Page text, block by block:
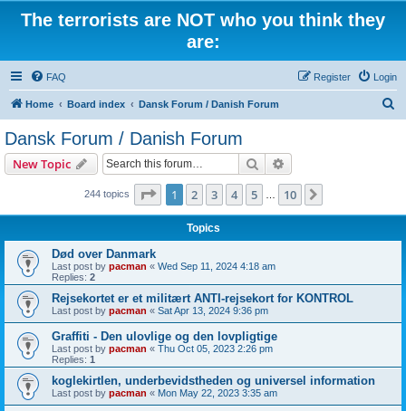
The terrorists are NOT who you think they
are:
FAQ Login
Register
Home Board index Dansk Forum / Danish Forum
Dansk Forum / Danish Forum
New Topic Search
244 topics Page 1of 10
1 2 3 4 5 10
Topics
Død over Danmark
Last post by pacman « Wed Sep 11, 2024 4:18 am
Replies: 2
Rejsekortet er et militært ANTI-rejsekort for KONTROL
Last post by pacman « Sat Apr 13, 2024 9:36 pm
Graffiti - Den ulovlige og den lovpligtige
Last post by pacman « Thu Oct 05, 2023 2:26 pm
Replies: 1
koglekirtlen, underbevidstheden og universel information
Last post by pacman « Mon May 22, 2023 3:35 am